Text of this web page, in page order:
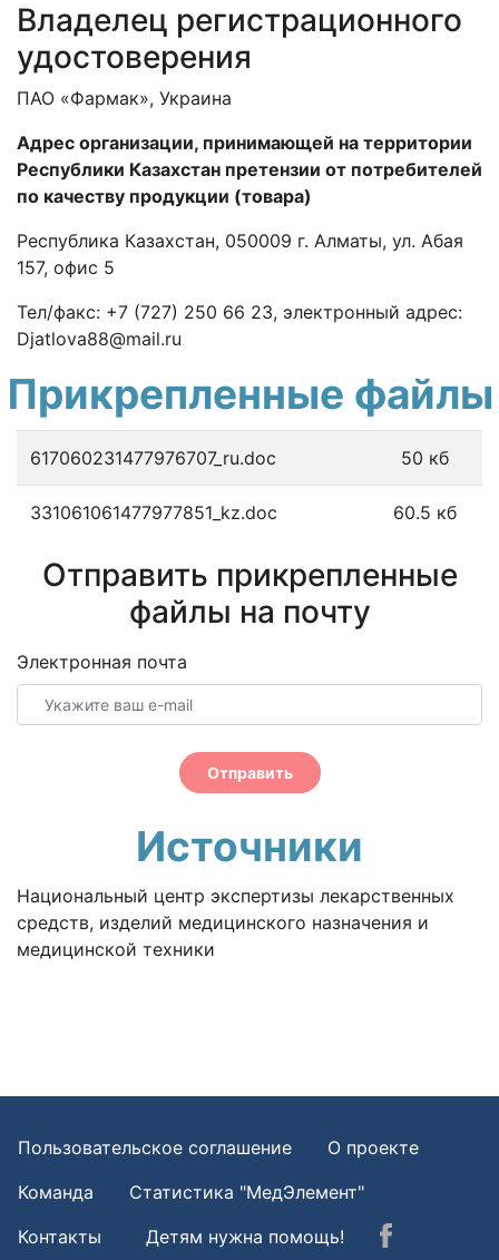
Владелец регистрационного
удостоверения
ПАО «Фармак», Украина
Адрес организации, принимающей на территории
Республики Казахстан претензии от потребителей
по качеству продукции (товара)
Республика Казахстан, 050009 г. Алматы, ул. Абая
157, офис 5
Тел/факс: +7 (727) 250 66 23, электронный адрес:
Djatlova88@mail.ru
Прикрепленные файлы
617060231477976707_ru.doc 50 кб
331061061477977851_kz.doc 60.5 кб
Отправить прикрепленные
файлы на почту
Электронная почта
Отправить
Источники
Национальный центр экспертизы лекарственных
средств, изделий медицинского назначения и
медицинской техники
Пользовательское соглашение
О проекте
Команда
Статистика "МедЭлемент"
Контакты
Детям нужна помощь!